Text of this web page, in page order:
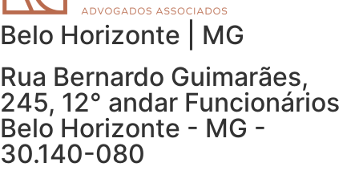
Belo Horizonte | MG
Rua Bernardo Guimarães,
245, 12° andar Funcionários
Belo Horizonte - MG -
30.140-080